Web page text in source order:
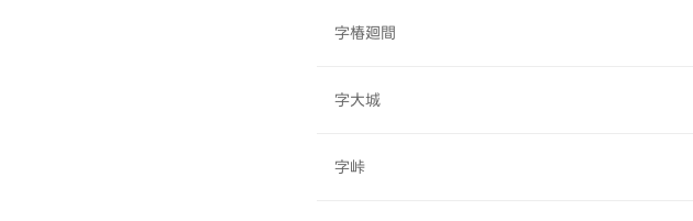
字椿廻間
字大城
字峠